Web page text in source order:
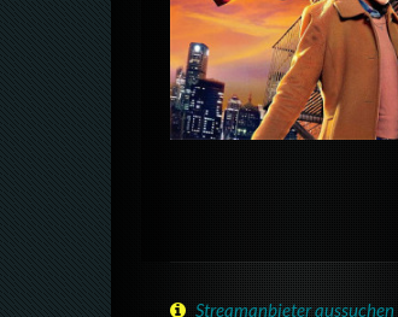
Streamanbieter aussuchen